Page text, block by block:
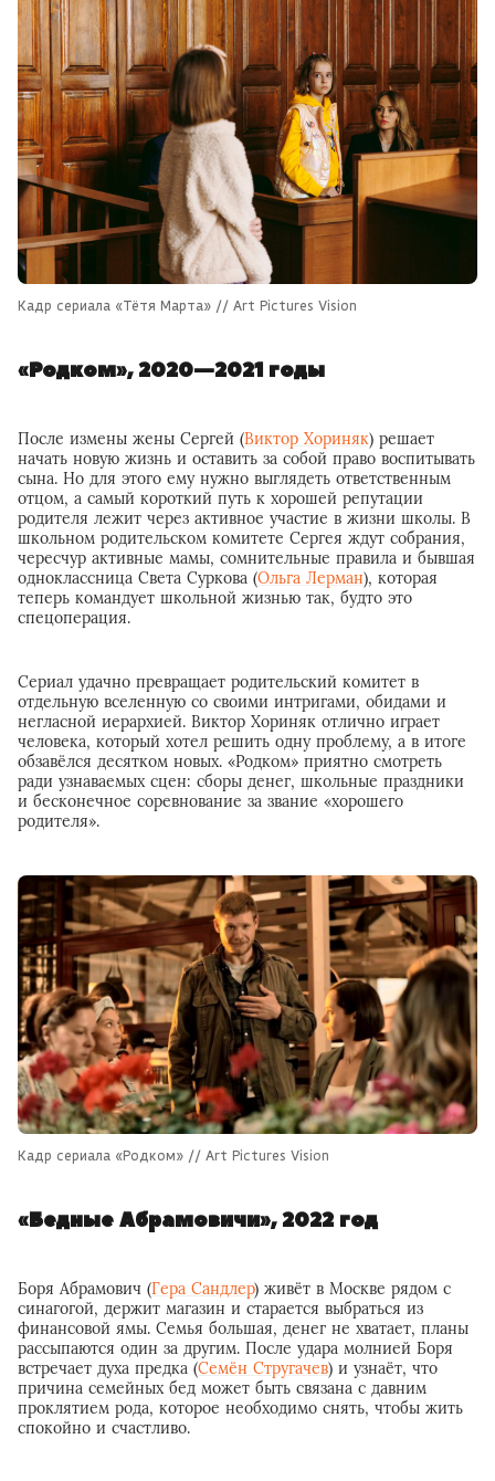
Кадр сериала «Тётя Марта» // Art Pictures Vision
«Родком», 2020—2021 годы
После измены жены Сергей (Виктор Хориняк) решает
начать новую жизнь и оставить за собой право воспитывать
сына. Но для этого ему нужно выглядеть ответственным
отцом, а самый короткий путь к хорошей репутации
родителя лежит через активное участие в жизни школы. В
школьном родительском комитете Сергея ждут собрания,
чересчур активные мамы, сомнительные правила и бывшая
одноклассница Света Суркова (Ольга Лерман), которая
теперь командует школьной жизнью так, будто это
спецоперация.
Сериал удачно превращает родительский комитет в
отдельную вселенную со своими интригами, обидами и
негласной иерархией. Виктор Хориняк отлично играет
человека, который хотел решить одну проблему, а в итоге
обзавёлся десятком новых. «Родком» приятно смотреть
ради узнаваемых сцен: сборы денег, школьные праздники
и бесконечное соревнование за звание «хорошего
родителя».
Кадр сериала «Родком» // Art Pictures Vision
«Бедные Абрамовичи», 2022 год
Боря Абрамович (Гера Сандлер) живёт в Москве рядом с
синагогой, держит магазин и старается выбраться из
финансовой ямы. Семья большая, денег не хватает, планы
рассыпаются один за другим. После удара молнией Боря
встречает духа предка (Семён Стругачев) и узнаёт, что
причина семейных бед может быть связана с давним
проклятием рода, которое необходимо снять, чтобы жить
спокойно и счастливо.